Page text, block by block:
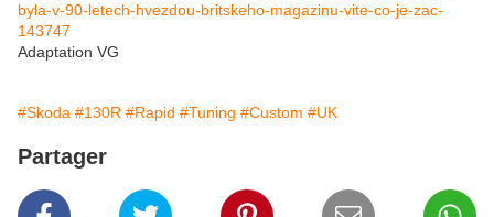
byla-v-90-letech-hvezdou-britskeho-magazinu-vite-co-je-zac-
143747
Adaptation VG
#Skoda #130R #Rapid #Tuning #Custom #UK
Partager